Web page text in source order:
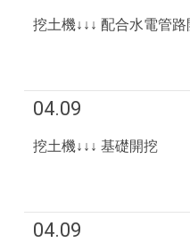
挖土機↓↓↓ 配合水電管
04.09
挖土機↓↓↓ 基礎開挖
04.09